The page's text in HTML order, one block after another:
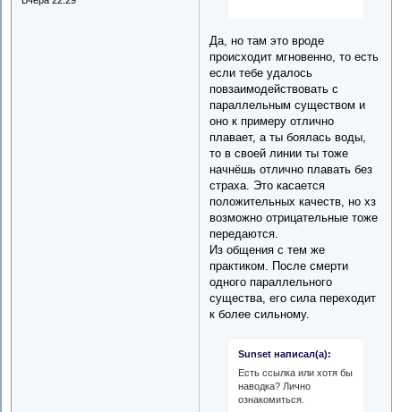
Да, но там это вроде
происходит мгновенно, то есть
если тебе удалось
повзаимодействовать с
параллельным существом и
оно к примеру отлично
плавает, а ты боялась воды,
то в своей линии ты тоже
начнёшь отлично плавать без
страха. Это касается
положительных качеств, но хз
возможно отрицательные тоже
передаются.
Из общения с тем же
практиком. После смерти
одного параллельного
существа, его сила переходит
к более сильному.
Sunset написал(а):
Есть ссылка или хотя бы
наводка? Лично
ознакомиться.